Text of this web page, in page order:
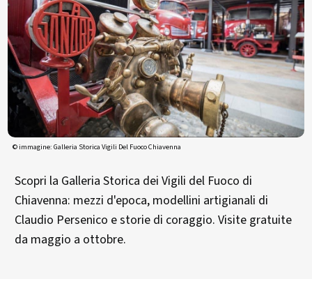
© immagine: Galleria Storica Vigili Del Fuoco Chiavenna
Scopri la Galleria Storica dei Vigili del Fuoco di
Chiavenna: mezzi d'epoca, modellini artigianali di
Claudio Persenico e storie di coraggio. Visite gratuite
da maggio a ottobre.